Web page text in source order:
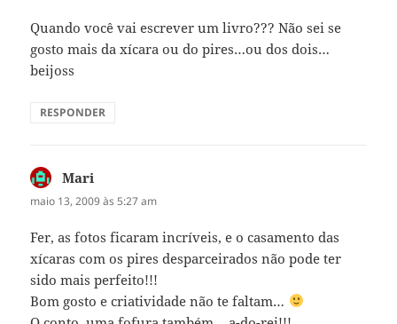
Quando você vai escrever um livro??? Não sei se
gosto mais da xícara ou do pires…ou dos dois…
beijoss
RESPONDER
Mari
maio 13, 2009 às 5:27 am
Fer, as fotos ficaram incríveis, e o casamento das
xícaras com os pires desparceirados não pode ter
sido mais perfeito!!!
Bom gosto e criatividade não te faltam…